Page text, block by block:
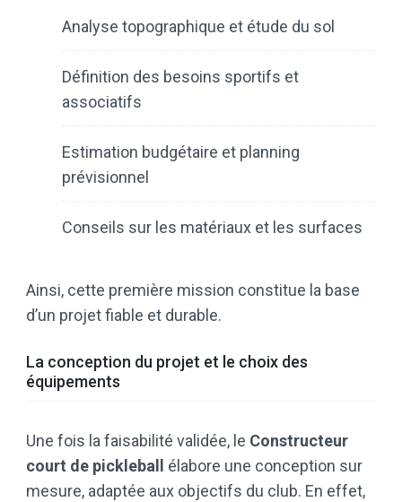
Analyse topographique et étude du sol
Définition des besoins sportifs et
associatifs
Estimation budgétaire et planning
prévisionnel
Conseils sur les matériaux et les surfaces
Ainsi, cette première mission constitue la base
d’un projet fiable et durable.
La conception du projet et le choix des
équipements
Une fois la faisabilité validée, le Constructeur
court de pickleball
élabore une conception sur
mesure, adaptée aux objectifs du club. En effet,